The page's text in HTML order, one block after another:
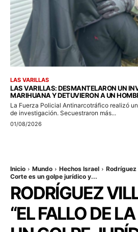
LAS VARILLAS
LAS VARILLAS: DESMANTELARON UN
MARIHUANA Y DETUVIERON A UN
La Fuerza Policial Antinarcotráfico realizó
de investigación. Secuestraron más...
01/08/2026